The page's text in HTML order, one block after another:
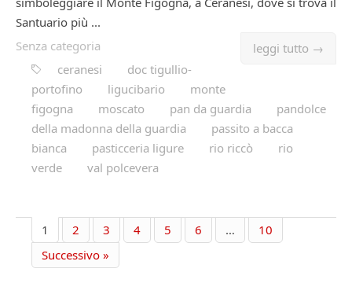
Santuario più ...
leggi tutto →
Senza categoria
ceranesi
doc tigullio-
portofino
ligucibario
monte
figogna
moscato pan da guardia
pandolce
della madonna della guardia
passito a bacca
bianca
pasticceria ligure rio riccò
rio
verde
val polcevera
1 2 3 4 5 6 …
10
Successivo »